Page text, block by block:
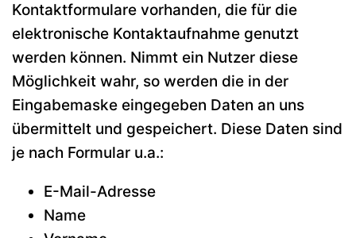
Kontaktformulare vorhanden, die für die
elektronische Kontaktaufnahme genutzt
werden können. Nimmt ein Nutzer diese
Möglichkeit wahr, so werden die in der
Eingabemaske eingegeben Daten an uns
übermittelt und gespeichert. Diese Daten sind
je nach Formular u.a.:
E-Mail-Adresse
Name